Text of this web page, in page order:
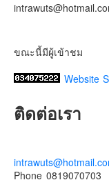
ขณะนี้มีผู้เข้าชม
Website
ติดต่อเรา
Phone 0819070703